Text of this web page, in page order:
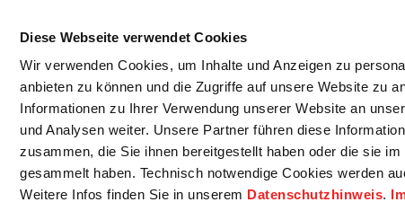
Diese Webseite verwendet Cookies
Wir verwenden Cookies, um Inhalte und Anzeigen zu
anbieten zu können und die Zugriffe auf unsere Website zu
Informationen zu Ihrer Verwendung unserer Website an
und Analysen weiter. Unsere Partner führen diese
zusammen, die Sie ihnen bereitgestellt haben oder die sie im
gesammelt haben. Technisch notwendige Cookies werden
Weitere Infos finden Sie in unserem Datenschutzhinweis.
Startseite
Bürgerservice Rats- / Bürgerinfo Wirtschaft / Wohnen